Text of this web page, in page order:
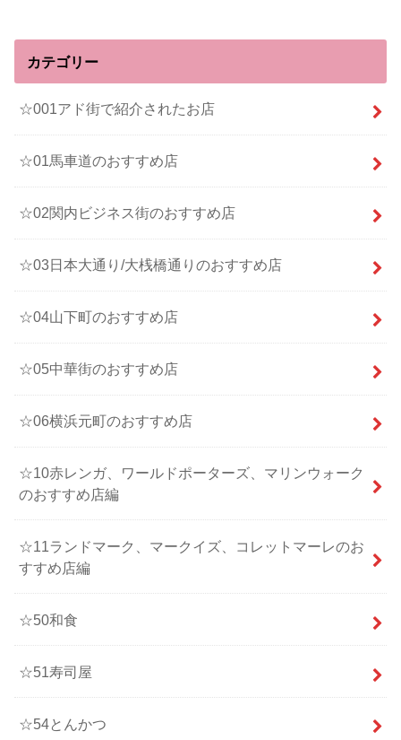
カテゴリー
☆001アド街で紹介されたお店
☆01馬車道のおすすめ店
☆02関内ビジネス街のおすすめ店
☆03日本大通り/大桟橋通りのおすすめ店
☆04山下町のおすすめ店
☆05中華街のおすすめ店
☆06横浜元町のおすすめ店
☆10赤レンガ、ワールドポーターズ、マリンウォーク
のおすすめ店編
☆11ランドマーク、マークイズ、コレットマーレのお
すすめ店編
☆50和食
☆51寿司屋
☆54とんかつ